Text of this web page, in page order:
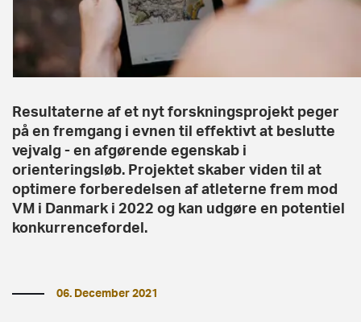
Resultaterne af et nyt forskningsprojekt peger
på en fremgang i evnen til effektivt at beslutte
vejvalg - en afgørende egenskab i
orienteringsløb. Projektet skaber viden til at
optimere forberedelsen af atleterne frem mod
VM i Danmark i 2022 og kan udgøre en potentiel
konkurrencefordel.
06. December 2021